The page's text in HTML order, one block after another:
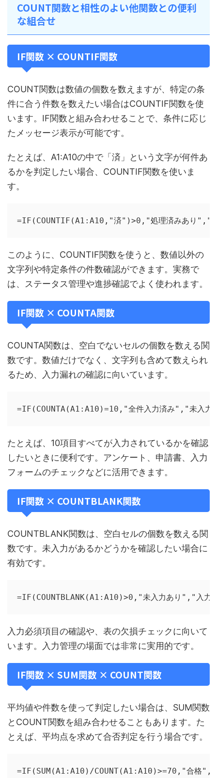
COUNT関数と相性のよい他関数との便利
な組合せ
IF関数 × COUNTIF関数
COUNT関数は数値の個数を数えますが、特定の条
件に合う件数を数えたい場合はCOUNTIF関数を使
います。IF関数と組み合わせることで、条件に応じ
たメッセージ表示が可能です。
たとえば、A1:A10の中で「済」という文字が何件あ
るかを判定したい場合、COUNTIF関数を使いま
す。
=IF(COUNTIF(A1:A10,"済")>0,"処理済みあり","
このように、COUNTIF関数を使うと、数値以外の
文字列や特定条件の件数確認ができます。実務で
は、ステータス管理や進捗確認でよく使われます。
IF関数 × COUNTA関数
COUNTA関数は、空白でないセルの個数を数える関
数です。数値だけでなく、文字列も含めて数えられ
るため、入力漏れの確認に向いています。
=IF(COUNTA(A1:A10)=10,"全件入力済み","未入力
たとえば、10項目すべてが入力されているかを確認
したいときに便利です。アンケート、申請書、入力
フォームのチェックなどに活用できます。
IF関数 × COUNTBLANK関数
COUNTBLANK関数は、空白セルの個数を数える関
数です。未入力があるかどうかを確認したい場合に
有効です。
=IF(COUNTBLANK(A1:A10)>0,"未入力あり","入力
入力必須項目の確認や、表の欠損チェックに向いて
います。入力管理の場面では非常に実用的です。
IF関数 × SUM関数 × COUNT関数
平均値や件数を使って判定したい場合は、SUM関数
とCOUNT関数を組み合わせることもあります。た
とえば、平均点を求めて合否判定を行う場合です。
=IF(SUM(A1:A10)/COUNT(A1:A10)>=70,"合格